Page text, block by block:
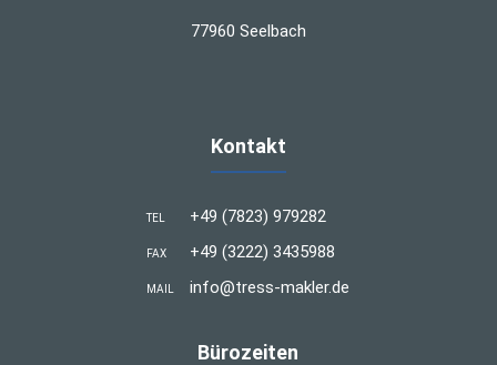
77960 Seelbach
Kontakt
TEL +49 (7823) 979282
FAX +49 (3222) 3435988
MAIL info@tress-makler.de
Bürozeiten